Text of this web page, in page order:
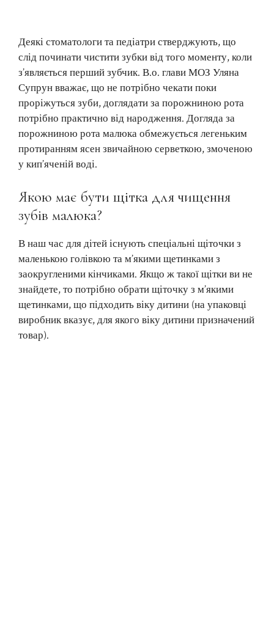
Деякі стоматологи та педіатри стверджують, що
слід починати чистити зубки від того моменту, коли
з’являється перший зубчик. В.о. глави МОЗ Уляна
Супрун вважає, що не потрібно чекати поки
проріжуться зуби, доглядати за порожниною рота
потрібно практично від народження. Догляда за
порожниною рота малюка обмежується легеньким
протиранням ясен звичайною серветкою, змоченою
у кип’яченій воді.
Якою має бути щітка для чищення
зубів малюка?
В наш час для дітей існують спеціальні щіточки з
маленькою голівкою та м’якими щетинками з
заокругленими кінчиками. Якщо ж такої щітки ви не
знайдете, то потрібно обрати щіточку з м’якими
щетинками, що підходить віку дитини (на упаковці
виробник вказує, для якого віку дитини призначений
товар).